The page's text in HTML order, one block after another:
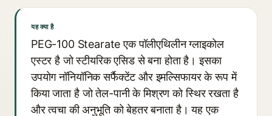
यह क्या है
PEG-100 Stearate एक पॉलीएथिलीन ग्लाइकोल
एस्टर है जो स्टीयरिक एसिड से बना होता है। इसका
उपयोग नॉनियॉनिक सर्फैक्टेंट और इमल्सिफायर के रूप में
किया जाता है जो तेल-पानी के मिश्रण को स्थिर रखता है
और त्वचा की अनुभूति को बेहतर बनाता है। यह एक